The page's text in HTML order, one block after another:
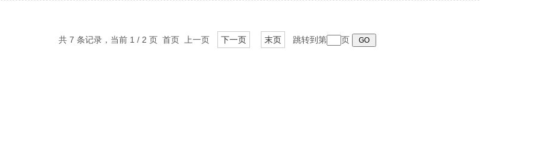
共 7 条记录，当前 1 / 2 页 首页 上一页 下一页 末页 跳转到第 页